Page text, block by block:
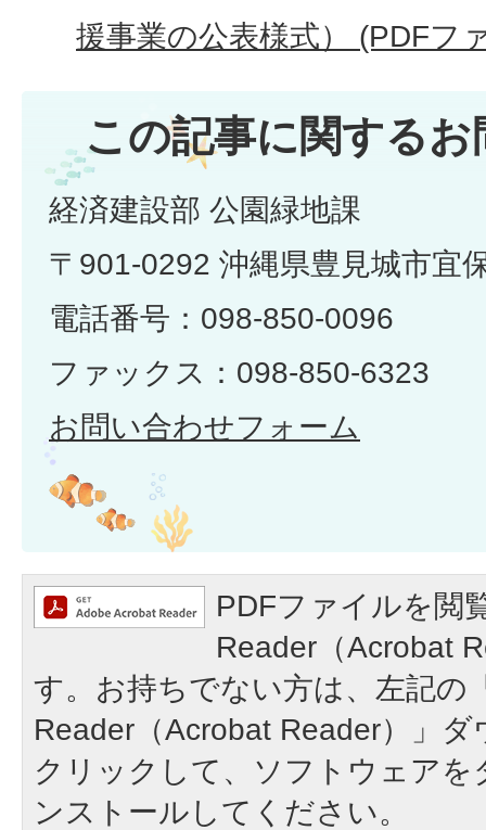
援事業の公表様式） (PDFフ
この記事に関する
経済建設部 公園緑地課
〒901-0292 沖縄県豊見城市宜
電話番号：098-850-0096
ファックス：098-850-6323
お問い合わせフォーム
PDFファイルを閲
Reader（Acrobat
す。お持ちでない方は、左記の
Reader（Acrobat Reader）」
クリックして、ソフトウェア
ンストールしてください。